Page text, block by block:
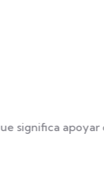
en mí